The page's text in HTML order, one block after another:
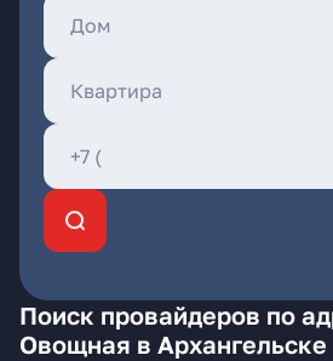
Поиск провайдеров по
Овощная в Архангельске